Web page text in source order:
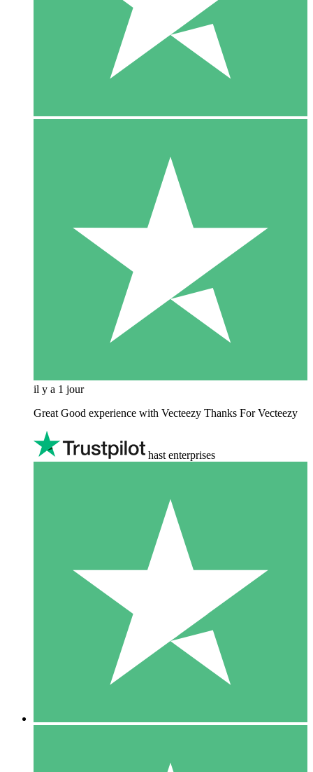
il y a 1 jour
Great Good experience with Vecteezy Thanks For Vecteezy
hast enterprises